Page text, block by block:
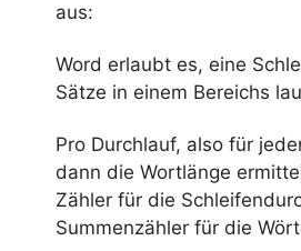
aus:
Word erlaubt es, eine
Sätze in einem Bereichs
Pro Durchlauf, also für
dann die Wortlänge
Zähler für die
Summenzähler für die